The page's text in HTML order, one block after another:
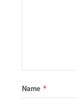
Name *